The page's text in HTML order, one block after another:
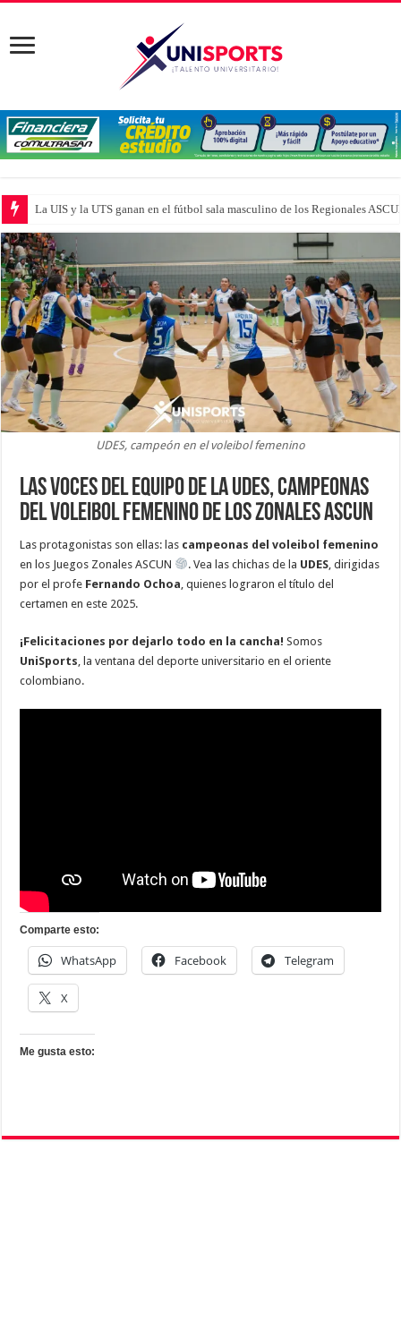
La UIS y la UTS ganan en el fútbol sala masculino de los Regionales
UDES, campeón en el voleibol femenino
Las voces del equipo de la UDES, campeonas
del voleibol femenino de los Zonales ASCUN
Las protagonistas son ellas: las campeonas del voleibol femenino
en los Juegos Zonales ASCUN
. Vea las chichas de la UDES, dirigidas
por el profe Fernando Ochoa, quienes lograron el título del
certamen en este 2025.
¡Felicitaciones por dejarlo todo en la cancha! Somos
UniSports, la ventana del deporte universitario en el oriente
colombiano.
Comparte esto:
WhatsApp Facebook Telegram
X
Me gusta esto: